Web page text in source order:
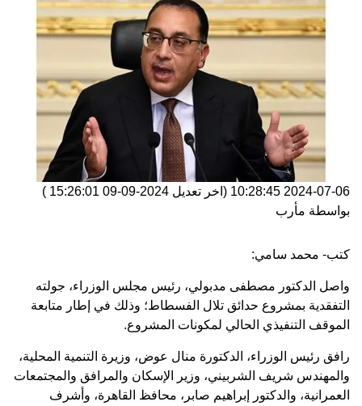
2024-07-06 10:28:45 (اخر تعديل 2024-09-09 15:26:01
)
بواسطة مأرب
كتب- محمد سامي:
واصل الدكتور مصطفى مدبولي، رئيس مجلس الوزراء، جولته
التفقدية بمشروع حدائق تلال الفسطاط؛ وذلك في إطار متابعة
الموقف التنفيذي الحالي لمكونات المشروع.
رافق رئيس الوزراء، الدكتورة منال عوض، وزيرة التنمية المحلية،
والمهندس شريف الشربيني، وزير الإسكان والمرافق والمجتمعات
العمرانية، والدكتور إبراهيم صابر، محافظ القاهرة، وأشرف